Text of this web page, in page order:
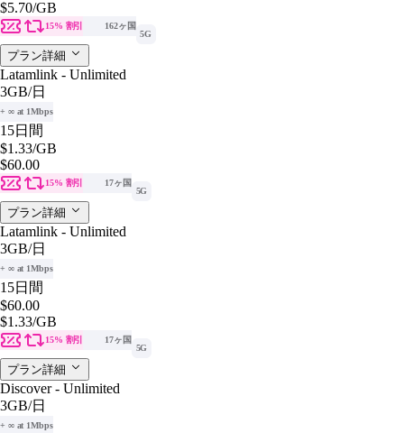
$5.70/GB
15% 割引
162ヶ国
5G
プラン詳細
Latamlink - Unlimited
3GB/日
+ ∞ at 1Mbps
15日間
$1.33/GB
$60.00
15% 割引
17ヶ国
5G
プラン詳細
Latamlink - Unlimited
3GB/日
+ ∞ at 1Mbps
15日間
$60.00
$1.33/GB
15% 割引
17ヶ国
5G
プラン詳細
Discover - Unlimited
3GB/日
+ ∞ at 1Mbps